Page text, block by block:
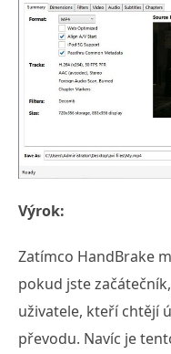
Výrok:
Zatímco HandBrake
pokud jste
uživatele, kteří chtějí
převodu. Navíc je